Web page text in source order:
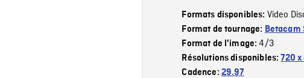
Formats disponibles: Video
Format de tournage: Betacam
Format de l'image:4/3
Résolutions disponibles:720 x
Cadence: 29.97